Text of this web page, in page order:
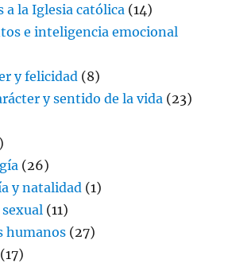
a la Iglesia católica (14)
e inteligencia emocional
y felicidad (8)
y sentido de la vida (23)
(26)
y natalidad (1)
(11)
humanos (27)
(17)